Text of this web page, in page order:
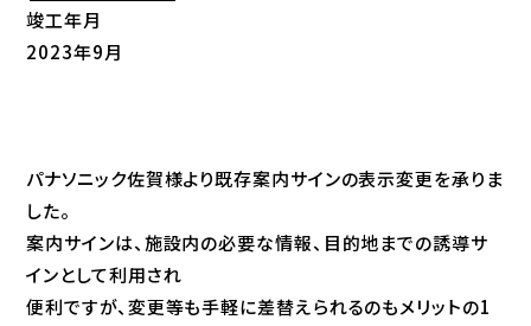
竣工年月
2023年9月
パナソニック佐賀様より既存案内サインの表示変更を承りま
した。
案内サインは、施設内の必要な情報、目的地までの誘導サ
インとして利用され
便利ですが、変更等も手軽に差替えられるのもメリットの1